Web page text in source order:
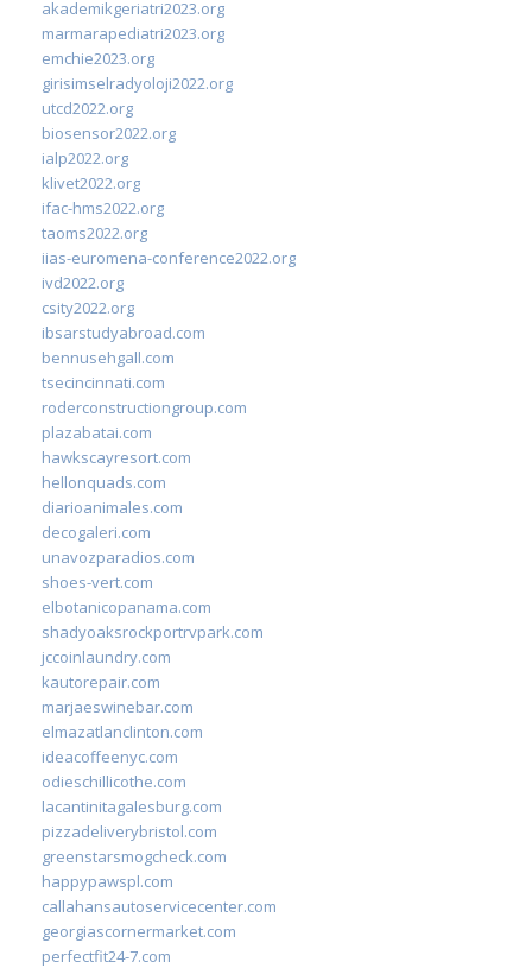
akademikgeriatri2023.org
marmarapediatri2023.org
emchie2023.org
girisimselradyoloji2022.org
utcd2022.org
biosensor2022.org
ialp2022.org
klivet2022.org
ifac-hms2022.org
taoms2022.org
iias-euromena-conference2022.org
ivd2022.org
csity2022.org
ibsarstudyabroad.com
bennusehgall.com
tsecincinnati.com
roderconstructiongroup.com
plazabatai.com
hawkscayresort.com
hellonquads.com
diarioanimales.com
decogaleri.com
unavozparadios.com
shoes-vert.com
elbotanicopanama.com
shadyoaksrockportrvpark.com
jccoinlaundry.com
kautorepair.com
marjaeswinebar.com
elmazatlanclinton.com
ideacoffeenyc.com
odieschillicothe.com
lacantinitagalesburg.com
pizzadeliverybristol.com
greenstarsmogcheck.com
happypawspl.com
callahansautoservicecenter.com
georgiascornermarket.com
perfectfit24-7.com